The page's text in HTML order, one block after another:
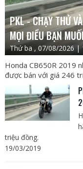
PKL - CHẠY THỬ
MỌI ĐIỀU BẠN
Thứ ba , 07/08/2026 |
Honda CB650R 2019
được bán với giá 246
triệu đồng.
19/03/2019